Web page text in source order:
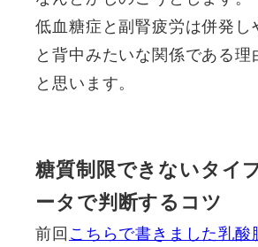
低血糖症と副腎疲労は併発し
と背中みたいな関係である
と思います。
糖質制限できないタイ
ータで判断するコツ
前回こちらで書きました乳酸